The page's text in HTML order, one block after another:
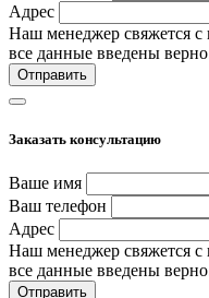
Адрес
Наш менеджер свяжется с
все данные введены
Отправить
Заказать консультацию
Ваше имя
Ваш телефон
Адрес
Наш менеджер свяжется с
все данные введены
Отправить